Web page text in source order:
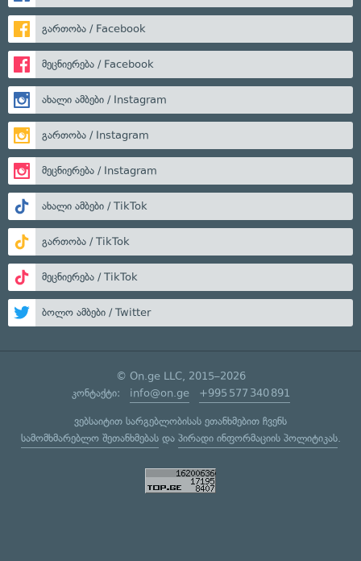
გართობა / Facebook
მეცნიერება / Facebook
ახალი ამბები / Instagram
გართობა / Instagram
მეცნიერება / Instagram
ახალი ამბები / TikTok
გართობა / TikTok
მეცნიერება / TikTok
ბოლო ამბები / Twitter
© On.ge LLC, 2015–2026
კონტაქტი: info@on.ge +995 577 340 891
ვებსაიტით სარგებლობისას ეთანხმებით ჩვენს
სამომხმარებლო შეთანხმებასდა პირადი ინფორმაციის პოლიტიკას.